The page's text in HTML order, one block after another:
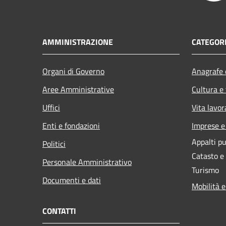
AMMINISTRAZIONE
Organi di Governo
Aree Amministrative
Uffici
Enti e fondazioni
Politici
Personale Amministrativo
Documenti e dati
Cultura
Vita
Imprese
Appalti
Catasto
Turismo
Mobilità
CONTATTI